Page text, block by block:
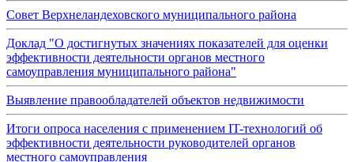
Совет Верхнеландеховского муниципального района
Доклад "О достигнутых значениях показателей для оценки
эффективности деятельности органов местного
самоуправления муниципального района"
Выявление правообладателей объектов недвижимости
Итоги опроса населения с применением IT-технологий об
эффективности деятельности руководителей органов
местного самоуправления